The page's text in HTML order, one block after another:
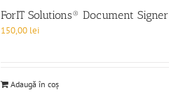
ForIT Solutions® Document Signer
150,00 lei
Adaugă în coș